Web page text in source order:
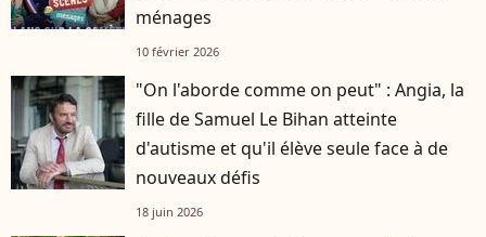
ménages
10 février 2026
"On l'aborde comme on peut" : Angia, la
fille de Samuel Le Bihan atteinte
d'autisme et qu'il élève seule face à de
nouveaux défis
18 juin 2026